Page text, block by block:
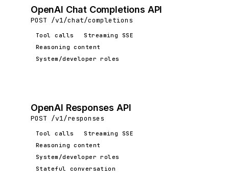
OpenAI Chat Completions API
POST /v1/chat/completions
Tool calls
Streaming SSE
Reasoning content
System/developer roles
OpenAI Responses API
POST /v1/responses
Tool calls
Streaming SSE
Reasoning content
System/developer roles
Stateful conversation